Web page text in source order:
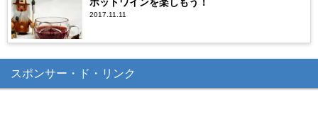
ホットワインを楽しもう！
2017.11.11
スポンサー・ド・リンク